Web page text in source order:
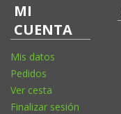
MI
CUENTA
Mis datos
Pedidos
Ver cesta
Finalizar sesión